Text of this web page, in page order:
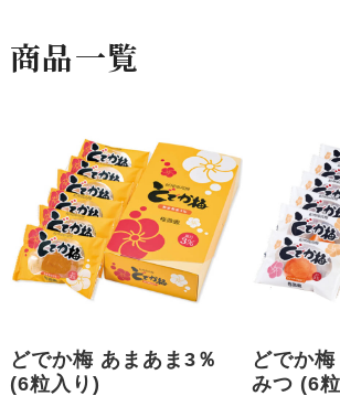
商品一覧
どでか梅 あまあま3％
(6粒入り)
どでか
みつ (6